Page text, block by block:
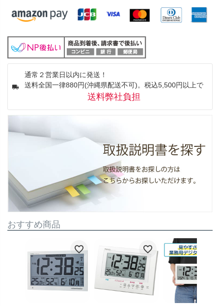
通常２営業日以内に発送！
送料全国一律880円(沖縄県配送不可)。税込5,500円以上で
送料弊社負担
おすすめ商品